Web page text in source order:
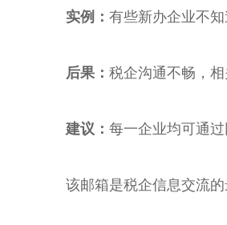
实例： 有些新办企业不
后果： 税企沟通不畅，
建议： 每一企业均可通
该邮箱是税企信息交流